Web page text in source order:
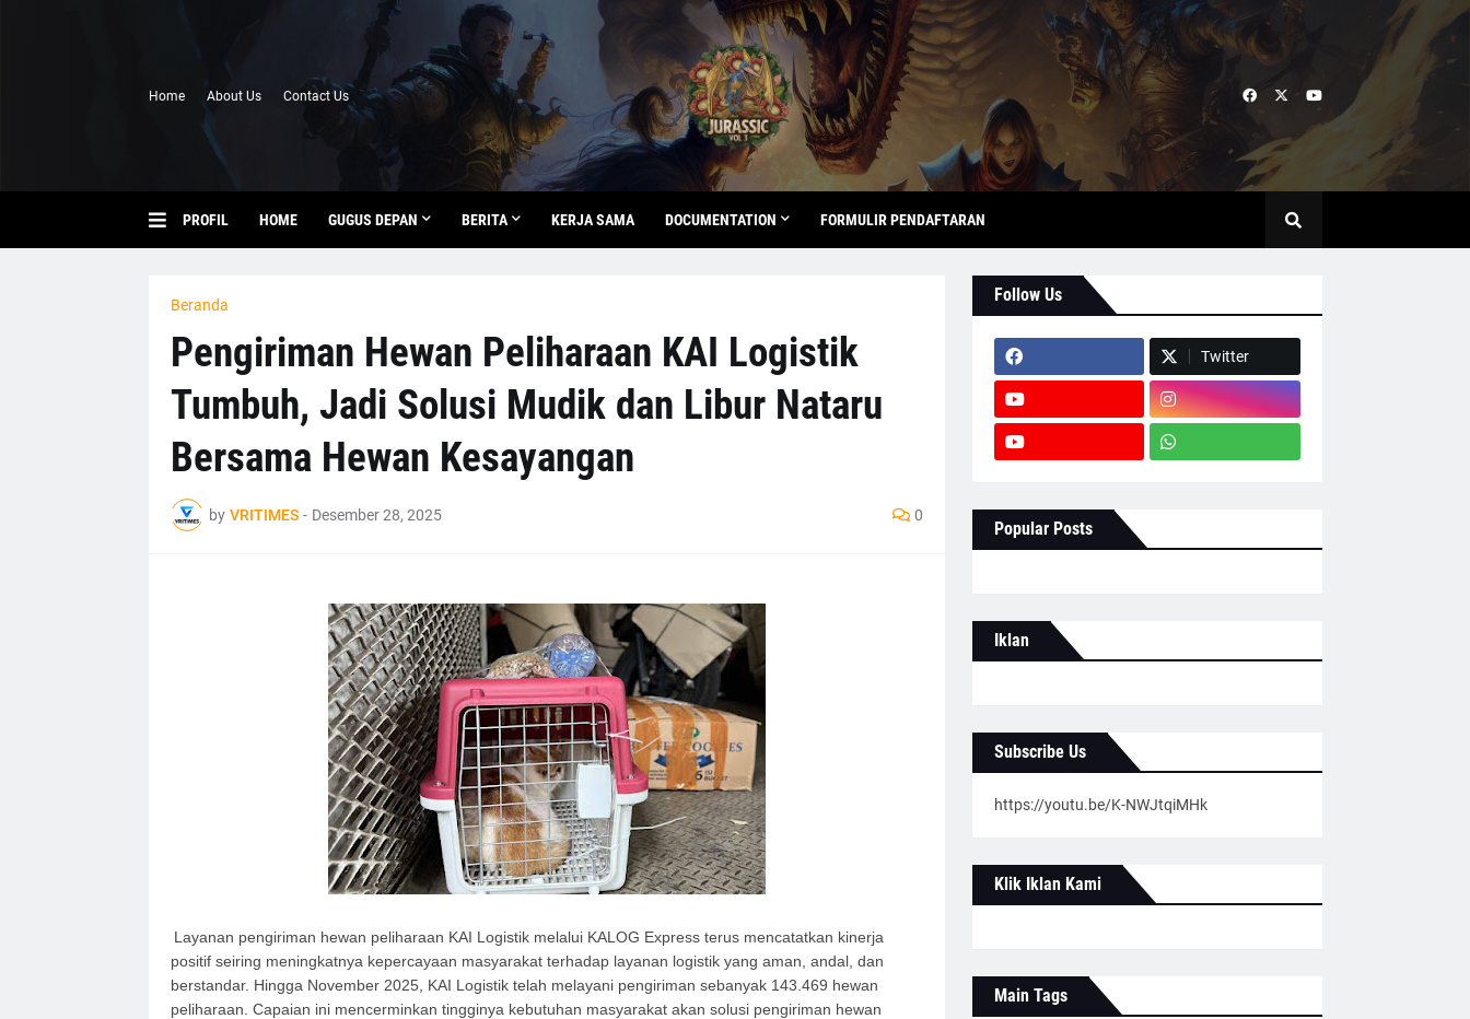
Home About Us Contact Us
PROFIL HOME GUGUS DEPAN BERITA KERJA SAMA DOCUMENTATION FORMULIR PENDAFTARAN
Beranda
Pengiriman Hewan Peliharaan KAI Logistik
Tumbuh, Jadi Solusi Mudik dan Libur Nataru
Bersama Hewan Kesayangan
by VRITIMES - Desember 28, 2025 0
Layanan pengiriman hewan peliharaan KAI Logistik melalui KALOG Express terus mencatatkan kinerja
positif seiring meningkatnya kepercayaan masyarakat terhadap layanan logistik yang aman, andal, dan
berstandar. Hingga November 2025, KAI Logistik telah melayani pengiriman sebanyak 143.469 hewan
peliharaan. Capaian ini mencerminkan tingginya kebutuhan masyarakat akan solusi pengiriman hewan
Follow Us
Twitter
Popular Posts
Iklan
Subscribe Us
https://youtu.be/K-NWJtqiMHk
Klik Iklan Kami
Main Tags